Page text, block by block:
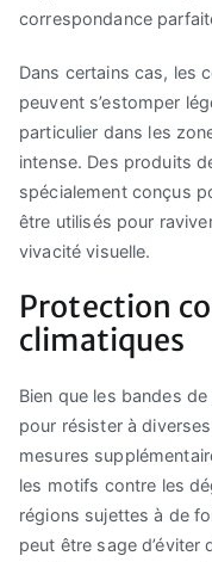
correspondance
Dans certains cas, les
peuvent s’estomper
particulier dans les
intense. Des produits
spécialement conçus
être utilisés pour
vivacité visuelle.
Protection
climatiques
Bien que les bandes
pour résister à
mesures
les motifs contre les
régions sujettes à de
peut être sage d’éviter